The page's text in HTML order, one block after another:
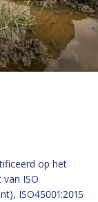
op het
ISO
ISO45001:2015